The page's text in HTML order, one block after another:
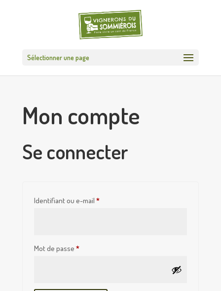
Sélectionner une page
Mon compte
Se connecter
Identifiant ou e-mail *Obligatoire
Mot de passe *Obligatoire